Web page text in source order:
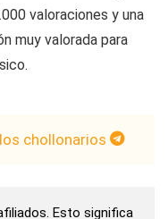
valoraciones y una
muy valorada para
chollonarios
Esto significa